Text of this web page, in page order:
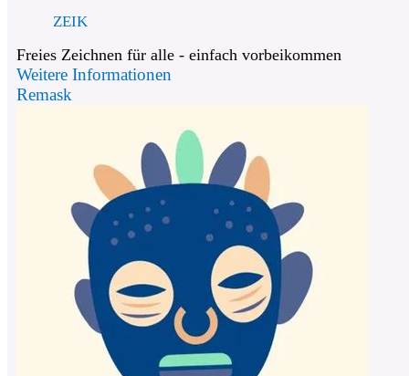
ZEIK
Freies Zeichnen für alle - einfach vorbeikommen
Weitere Informationen
Remask